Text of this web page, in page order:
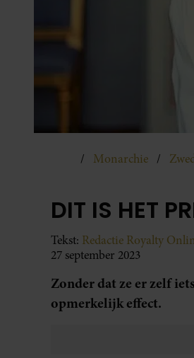
Monarchie
DIT IS HET
Tekst: Redactie Royalty
27 september 2023
Zonder dat ze er zelf
opmerkelijk effect.